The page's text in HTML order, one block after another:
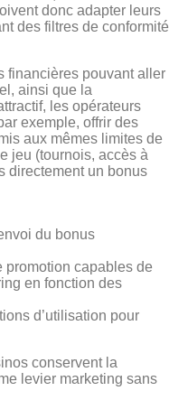
donc adapter leurs
des filtres de conformité
financières pouvant aller
ainsi que la
les opérateurs
exemple, offrir des
aux mêmes limites de
jeu (tournois, accès à
directement un bonus
du bonus
promotion capables de
en fonction des
d’utilisation pour
conservent la
levier marketing sans